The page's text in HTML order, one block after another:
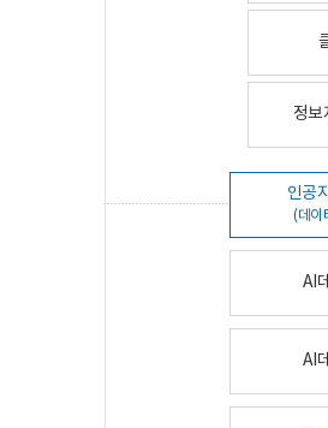
정보
인공
(데이
AI
AI